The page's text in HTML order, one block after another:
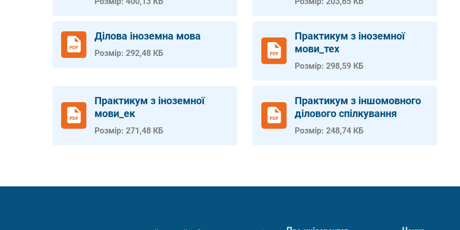
Ділова іноземна мова
Розмір: 292,48 КБ
Практикум з іноземної
мови_тех
Розмір: 298,59 КБ
Практикум з іноземної
мови_ек
Розмір: 271,48 КБ
Практикум з іншомовного
ділового спілкування
Розмір: 248,74 КБ